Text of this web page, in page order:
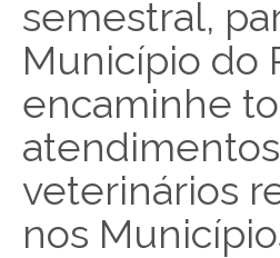
semestral,
Município do
encaminhe
atendimentos
veterinários
nos